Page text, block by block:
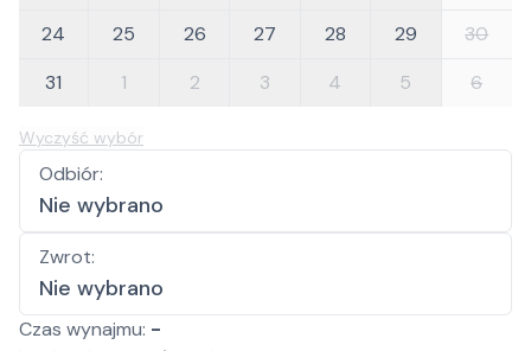
24
25 26 27 28 29
30
31
1 2 3 4 5 6
Wyczyść wybór
Odbiór:
Nie wybrano
Zwrot:
Nie wybrano
Czas wynajmu: -